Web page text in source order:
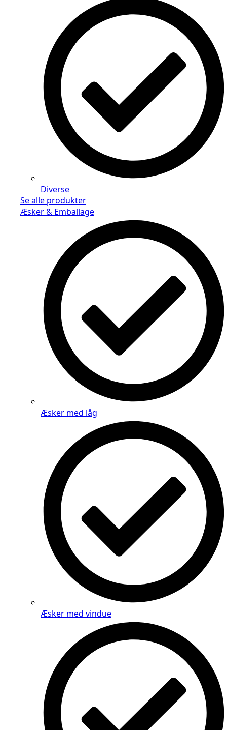
Diverse
Se alle produkter
Æsker & Emballage
Æsker med låg
Æsker med vindue